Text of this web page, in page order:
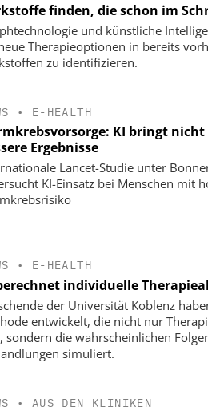
finden, die schon im
und künstliche
Therapieoptionen in bereits
zu identifizieren.
• E-HEALTH
KI bringt
Ergebnisse
Lancet-Studie unter
KI-Einsatz bei Menschen mit
• E-HEALTH
individuelle
der Universität Koblenz
entwickelt, die nicht nur
sondern die wahrscheinlichen
simuliert.
• AUS DEN KLINIKEN